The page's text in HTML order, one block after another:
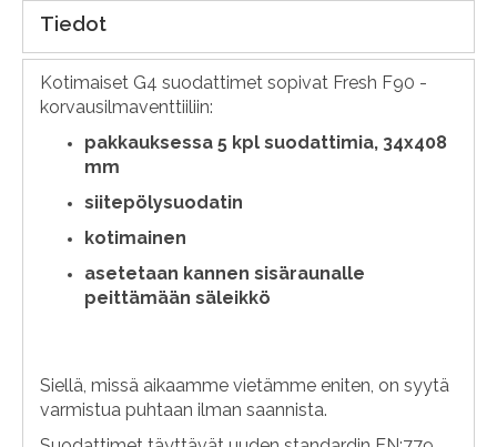
Tiedot
Kotimaiset G4 suodattimet sopivat Fresh F90 -
korvausilmaventtiiliin:
pakkauksessa 5 kpl suodattimia, 34x408
mm
siitepölysuodatin
kotimainen
asetetaan kannen sisäraunalle
peittämään säleikkö
Siellä, missä aikaamme vietämme eniten, on syytä
varmistua puhtaan ilman saannista.